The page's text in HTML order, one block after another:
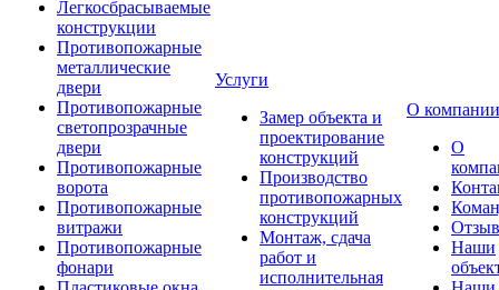
Легкосбрасываемые
конструкции
Противопожарные
металлические
двери
Противопожарные
светопрозрачные
двери
Противопожарные
ворота
Противопожарные
витражи
Противопожарные
фонари
Услуги
Замер объекта и
проектирование
конструкций
Производство
противопожарных
конструкций
Монтаж, сдача
работ и
исполнительная
О компании
О
Наши